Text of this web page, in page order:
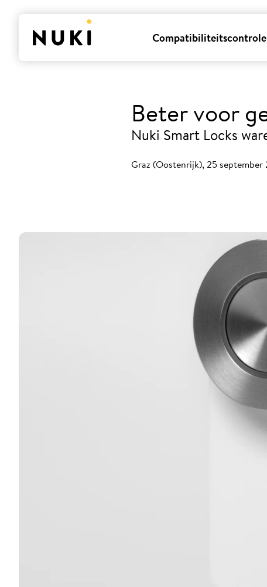
Compatibiliteitscontrole
Beter voor
Nuki Smart Locks
Graz (Oostenrijk), 25 september